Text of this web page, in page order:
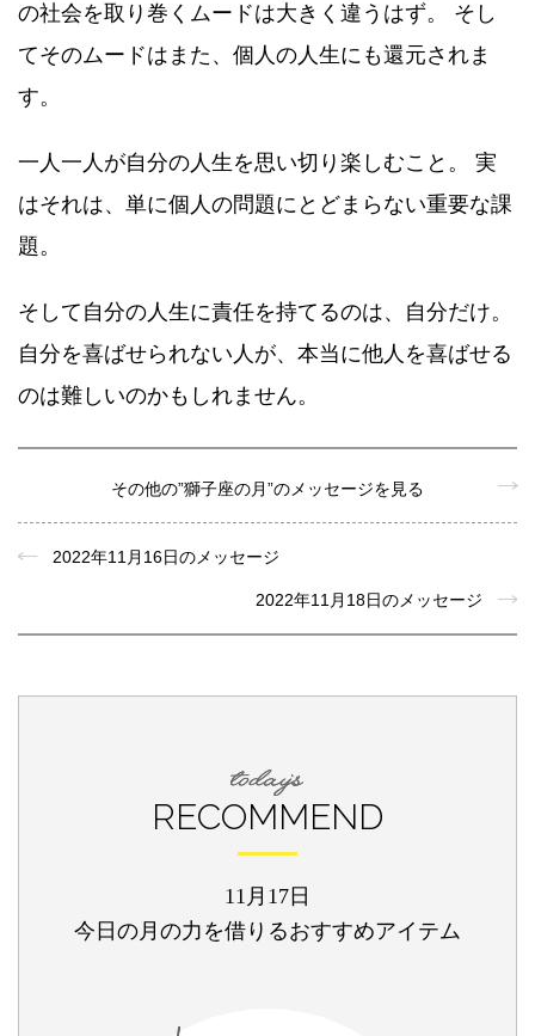
の社会を取り巻くムードは大きく違うはず。 そし
てそのムードはまた、個人の人生にも還元されま
す。
一人一人が自分の人生を思い切り楽しむこと。 実
はそれは、単に個人の問題にとどまらない重要な課
題。
そして自分の人生に責任を持てるのは、自分だけ。
自分を喜ばせられない人が、本当に他人を喜ばせる
のは難しいのかもしれません。
その他の”獅子座の月”のメッセージを見る
2022年11月16日のメッセージ
2022年11月18日のメッセージ
RECOMMEND
11月17日
今日の月の力を借りるおすすめアイテム